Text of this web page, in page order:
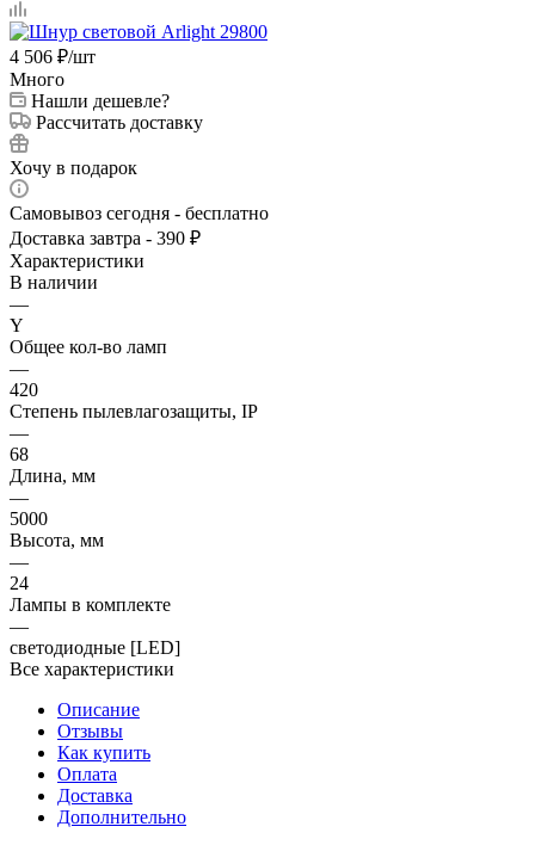
4 506 ₽/шт
Много
Нашли дешевле?
Рассчитать доставку
Хочу в подарок
Самовывоз сегодня - бесплатно
Доставка завтра - 390 ₽
Характеристики
В наличии
—
Y
Общее кол-во ламп
—
420
Степень пылевлагозащиты, IP
—
68
Длина, мм
—
5000
Высота, мм
—
24
Лампы в комплекте
—
светодиодные [LED]
Все характеристики
Описание
Отзывы
Как купить
Оплата
Доставка
Дополнительно